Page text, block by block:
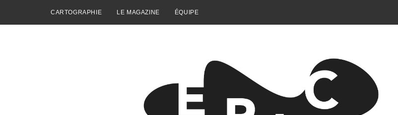
CARTOGRAPHIE LE MAGAZINE ÉQUIPE